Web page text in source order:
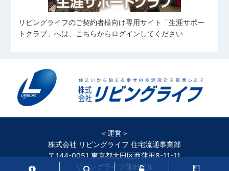
リビングライフのご契約者様向け専用サイト「生涯サポー
トクラブ」へは、こちらからログインしてください
＜運営＞
株式会社 リビングライフ 住宅流通事業部
〒144-0051 東京都大田区西蒲田8-11-11
リビングライフ蒲田ビル